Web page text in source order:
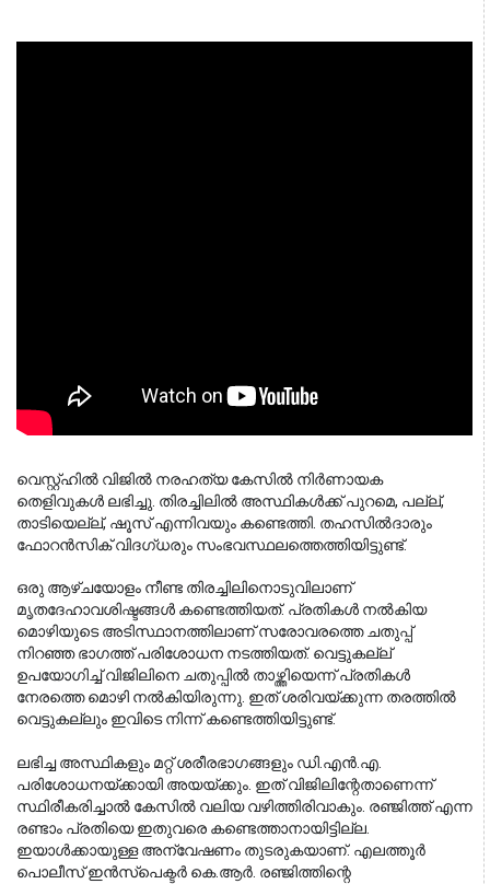
വെസ്റ്റ്ഹിൽ വിജിൽ നരഹത്യ കേസിൽ നിർണായക
തെളിവുകൾ ലഭിച്ചു. തിരച്ചിലിൽ അസ്ഥികൾക്ക് പുറമെ, പല്ല്,
താടിയെല്ല്, ഷൂസ് എന്നിവയും കണ്ടെത്തി. തഹസിൽദാരും
ഫോറൻസിക് വിദഗ്ധരും സംഭവസ്ഥലത്തെത്തിയിട്ടുണ്ട്.
ഒരു ആഴ്ചയോളം നീണ്ട തിരച്ചിലിനൊടുവിലാണ്
മൃതദേഹാവശിഷ്ടങ്ങൾ കണ്ടെത്തിയത്. പ്രതികൾ നൽകിയ
മൊഴിയുടെ അടിസ്ഥാനത്തിലാണ് സരോവരത്തെ ചതുപ്പ്
നിറഞ്ഞ ഭാഗത്ത് പരിശോധന നടത്തിയത്. വെട്ടുകല്ല്
ഉപയോഗിച്ച് വിജിലിനെ ചതുപ്പിൽ താഴ്ത്തിയെന്ന് പ്രതികൾ
നേരത്തെ മൊഴി നൽകിയിരുന്നു. ഇത് ശരിവയ്ക്കുന്ന തരത്തിൽ
വെട്ടുകല്ലും ഇവിടെ നിന്ന് കണ്ടെത്തിയിട്ടുണ്ട്.
ലഭിച്ച അസ്ഥികളും മറ്റ് ശരീരഭാഗങ്ങളും ഡി.എൻ.എ.
പരിശോധനയ്ക്കായി അയയ്ക്കും. ഇത് വിജിലിന്റേതാണെന്ന്
സ്ഥിരീകരിച്ചാൽ കേസിൽ വലിയ വഴിത്തിരിവാകും. രഞ്ജിത്ത് എന്ന
രണ്ടാം പ്രതിയെ ഇതുവരെ കണ്ടെത്താനായിട്ടില്ല.
ഇയാൾക്കായുള്ള അന്വേഷണം തുടരുകയാണ്. എലത്തൂർ
പൊലീസ് ഇൻസ്പെക്ടർ കെ.ആർ. രഞ്ജിത്തിന്റെ